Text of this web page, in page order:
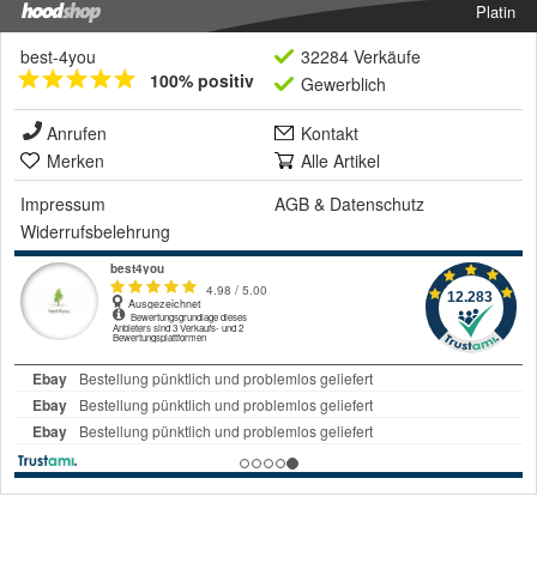
Platin
best-4you
100% positiv
32284 Verkäufe
Gewerblich
Anrufen
Kontakt
Merken
Alle Artikel
Impressum
AGB & Datenschutz
Widerrufsbelehrung